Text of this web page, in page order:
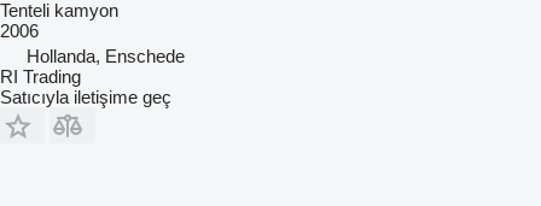
Tenteli kamyon
2006
Hollanda, Enschede
RI Trading
Satıcıyla iletişime geç